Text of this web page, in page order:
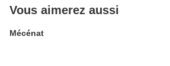
Vous aimerez aussi
Mécénat